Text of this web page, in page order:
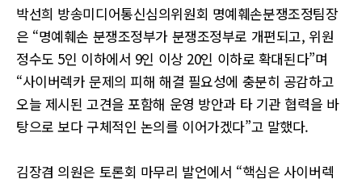
박선희 방송미디어통신심의위원회 명예훼손분쟁조정팀장
은 “명예훼손 분쟁조정부가 분쟁조정부로 개편되고, 위원
정수도 5인 이하에서 9인 이상 20인 이하로 확대된다”며
“사이버렉카 문제의 피해 해결 필요성에 충분히 공감하고
오늘 제시된 고견을 포함해 운영 방안과 타 기관 협력을 바
탕으로 보다 구체적인 논의를 이어가겠다”고 말했다.
김장겸 의원은 토론회 마무리 발언에서 “핵심은 사이버렉